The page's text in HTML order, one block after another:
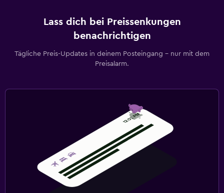
Lass dich bei Preissenkungen
benachrichtigen
Tägliche Preis-Updates in deinem Posteingang – nur mit dem
Preisalarm.